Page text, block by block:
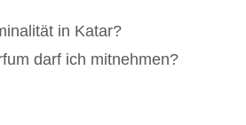
in Katar?
darf ich mitnehmen?